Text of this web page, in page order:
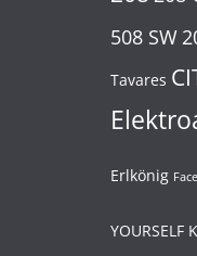
508 SW
Tavares
Erlkönig
YOURSELF